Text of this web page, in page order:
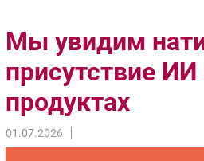
Импорто­замещение
Автоматизация
Интернет
Мобильная связь
Фиксированная связь
Мы увидим
присутствие ИИ
продуктах
01.07.2026